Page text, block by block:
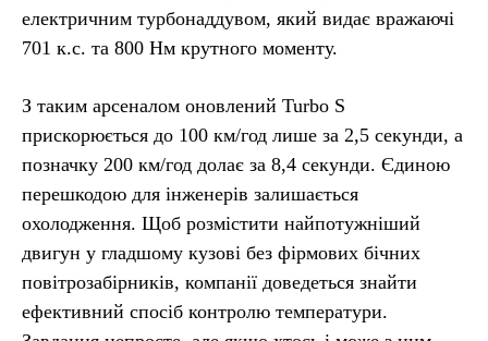
електричним турбонаддувом, який видає вражаючі
701 к.с. та 800 Нм крутного моменту.
З таким арсеналом оновлений Turbo S
прискорюється до 100 км/год лише за 2,5 секунди, а
позначку 200 км/год долає за 8,4 секунди. Єдиною
перешкодою для інженерів залишається
охолодження. Щоб розмістити найпотужніший
двигун у гладшому кузові без фірмових бічних
повітрозабірників, компанії доведеться знайти
ефективний спосіб контролю температури.